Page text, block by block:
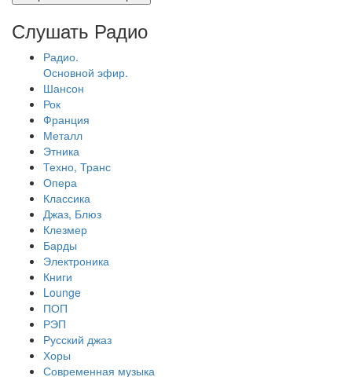
Слушать Радио
Радио.
Основной эфир.
Шансон
Рок
Франция
Металл
Этника
Техно, Транс
Опера
Классика
Джаз, Блюз
Клезмер
Барды
Электроника
Книги
Lounge
ПОП
РЭП
Русский джаз
Хоры
Современная музыка